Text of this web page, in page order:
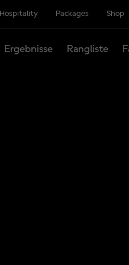
Hospitality Packages Shop
Ergebnisse Rangliste